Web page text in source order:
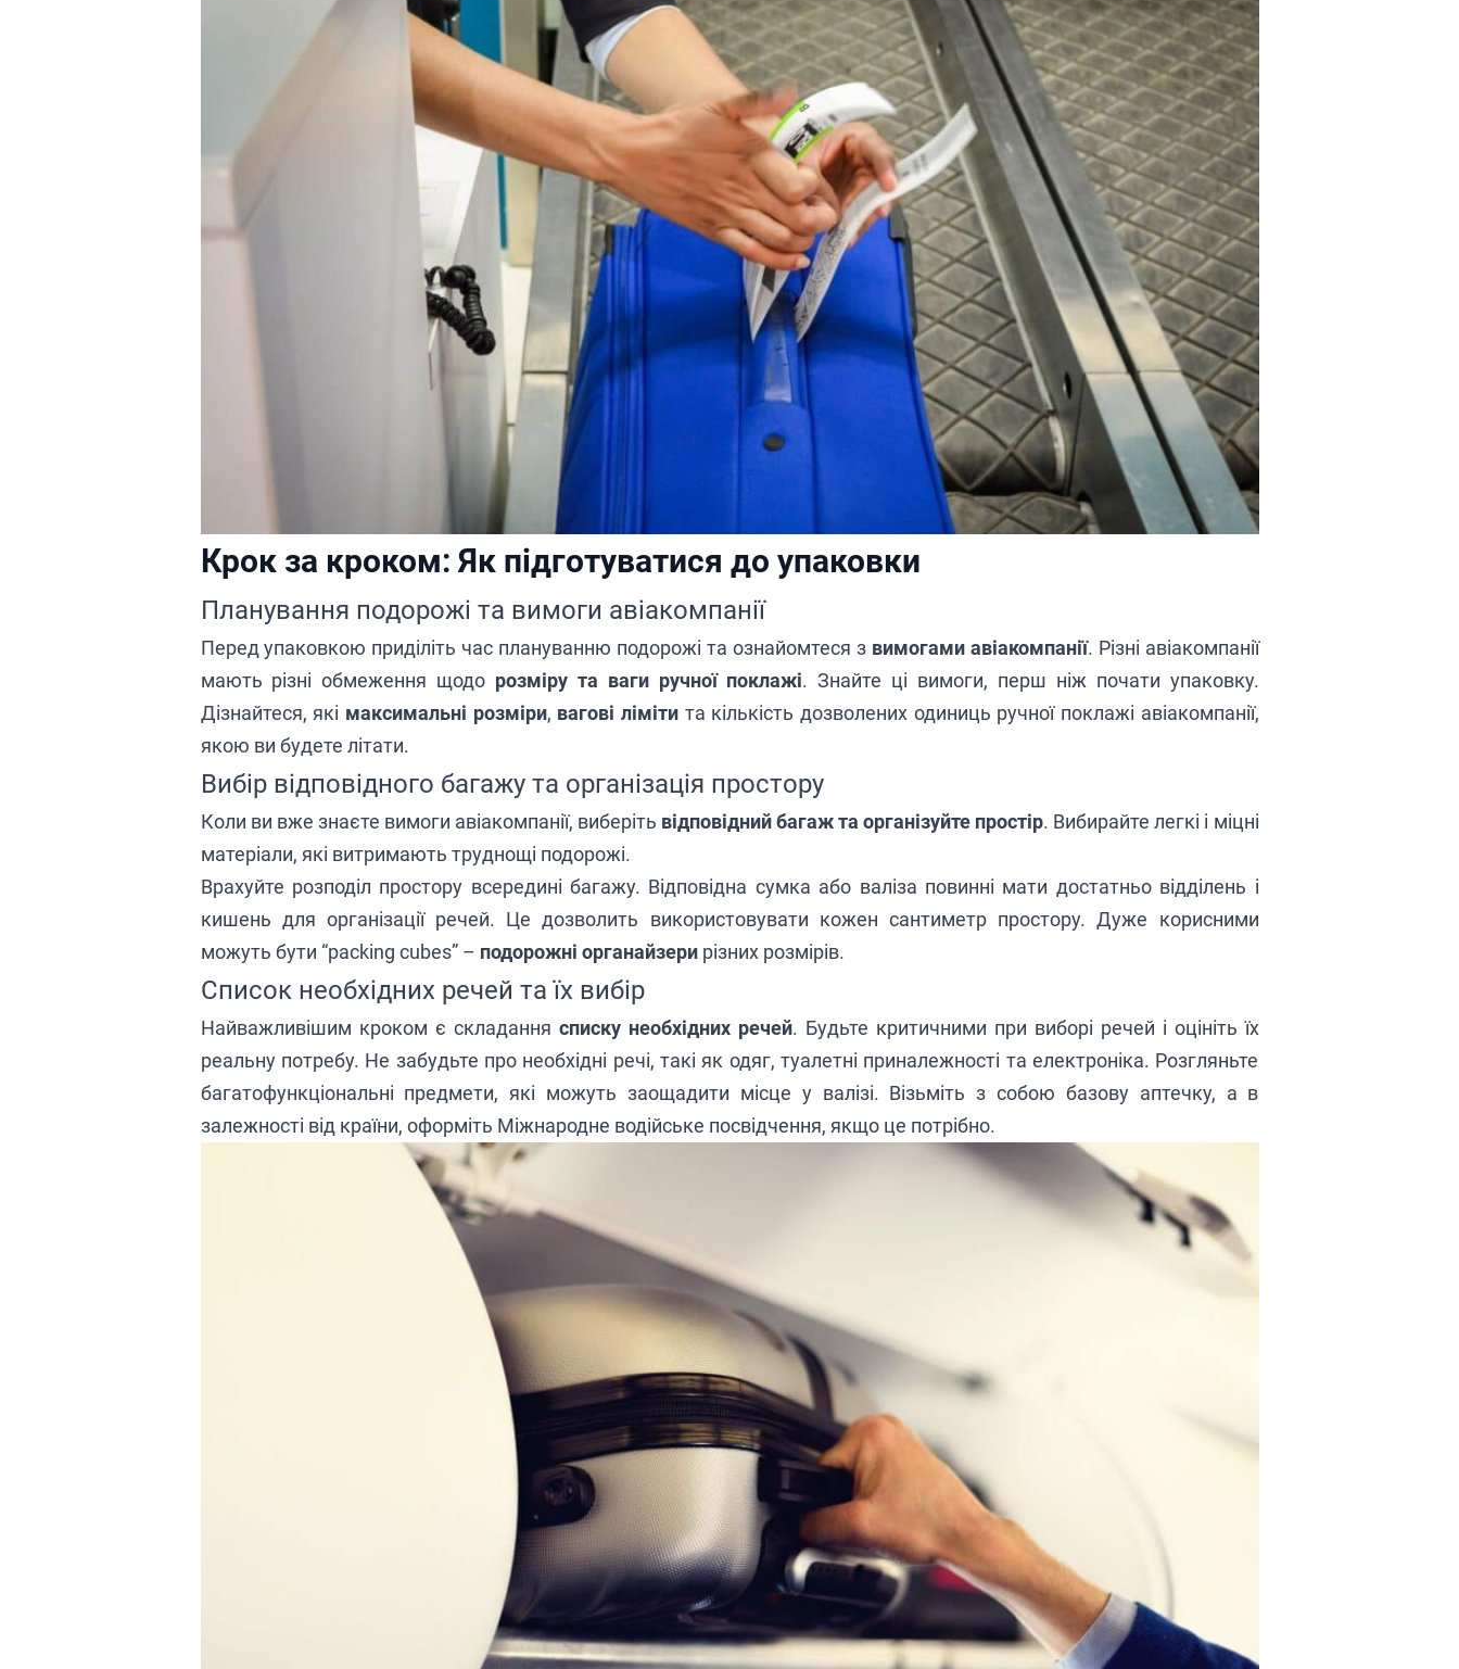
Крок за кроком: Як підготуватися до упаковки
Планування подорожі та вимоги авіакомпанії
Перед упаковкою приділіть час плануванню подорожі та ознайомтеся з вимогами авіакомпанії. Різні авіакомпанії
мають різні обмеження щодо розміру та ваги ручної поклажі. Знайте ці вимоги, перш ніж почати упаковку.
Дізнайтеся, які максимальні розміри, вагові ліміти та кількість дозволених одиниць ручної поклажі авіакомпанії,
якою ви будете літати.
Вибір відповідного багажу та організація простору
Коли ви вже знаєте вимоги авіакомпанії, виберіть відповідний багаж та організуйте простір. Вибирайте легкі і міцні
матеріали, які витримають труднощі подорожі.
Врахуйте розподіл простору всередині багажу. Відповідна сумка або валіза повинні мати достатньо відділень і
кишень для організації речей. Це дозволить використовувати кожен сантиметр простору. Дуже корисними
можуть бути “packing cubes” – подорожні органайзерирізних розмірів.
Список необхідних речей та їх вибір
Найважливішим кроком є складання списку необхідних речей. Будьте критичними при виборі речей і оцініть їх
реальну потребу. Не забудьте про необхідні речі, такі як одяг, туалетні приналежності та електроніка. Розгляньте
багатофункціональні предмети, які можуть заощадити місце у валізі. Візьміть з собою базову аптечку, а в
залежності від країни, оформіть Міжнародне водійське посвідчення, якщо це потрібно.